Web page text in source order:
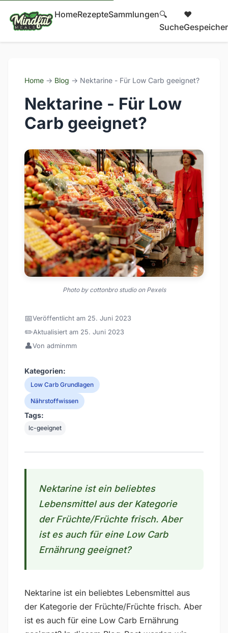
HomeRezepteSammlungen🔍
Suche
❤️
Home → Blog → Nektarine - Für Low Carb geeignet?
Nektarine - Für Low
Carb geeignet?
Photo by cottonbro studio on Pexels
📅Veröffentlicht am 25. Juni 2023
✏️Aktualisiert am 25. Juni 2023
👤Von adminmm
Kategorien:
Low Carb Grundlagen
Nährstoffwissen
Tags:
lc-geeignet
Nektarine ist ein beliebtes
Lebensmittel aus der Kategorie
der Früchte/Früchte frisch. Aber
ist es auch für eine Low Carb
Ernährung geeignet?
Nektarine ist ein beliebtes Lebensmittel aus
der Kategorie der Früchte/Früchte frisch. Aber
ist es auch für eine Low Carb Ernährung